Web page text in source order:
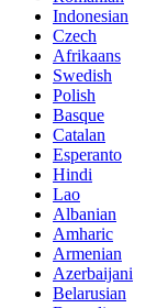
Indonesian
Czech
Afrikaans
Swedish
Polish
Basque
Catalan
Esperanto
Hindi
Lao
Albanian
Amharic
Armenian
Azerbaijani
Belarusian